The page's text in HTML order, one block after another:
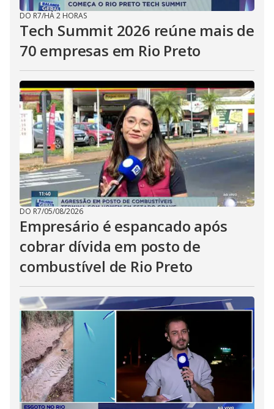
DO R7/HÁ 2 HORAS
Tech Summit 2026 reúne mais de
70 empresas em Rio Preto
DO R7/05/08/2026
Empresário é espancado após
cobrar dívida em posto de
combustível de Rio Preto